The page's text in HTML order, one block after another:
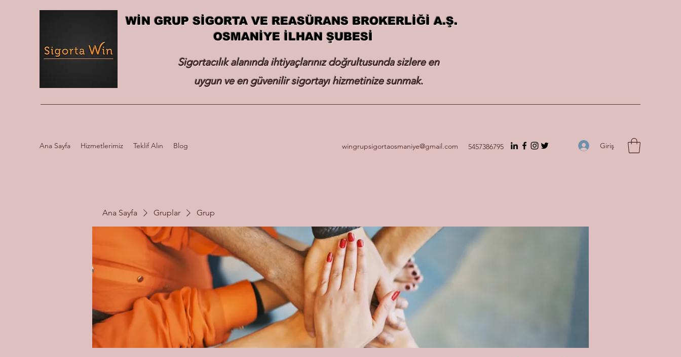
WİN GRUP SİGORTA VE REASÜRANS BROKERLİĞİ A.Ş.
OSMANİYE İLHAN ŞUBESİ
Sigortacılık alanında ihtiyaçlarınız doğrultusunda sizlere en
uygun ve en güvenilir sigortayı hizmetinize sunmak.
Ana Sayfa Hizmetlerimiz Teklif Alın Blog wingrupsigortaosmaniye@gmail.com 5457386795 Giriş
Ana Sayfa Gruplar Grup